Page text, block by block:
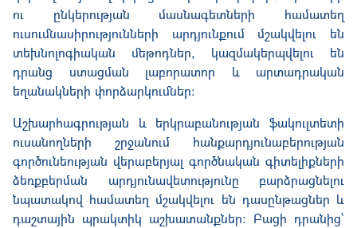
ու ընկերության մասնագետների համատեղ
ուսումնասիրությունների արդյունքում մշակվելու են
տեխնոլոգիական մեթոդներ, կազմակերպվելու են
դրանց ստացման լաբորատոր և
արտադրական
եղանակների փորձարկումներ։
Աշխարհագրության և երկրաբանության ֆակուլտետի
ուսանողների շրջանում հանքարդյունաբերության
գործունեության վերաբերյալ գործնական գիտելիքների
ձեռքբերման արդյունավետությունը բարձրացնելու
նպատակով համատեղ մշակվելու են դասընթացներ և
դաշտային պրակտիկ աշխատանքներ։ Բացի դրանից՝